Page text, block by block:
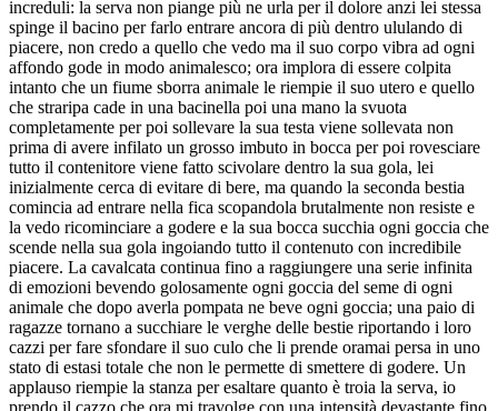
increduli: la serva non piange più ne urla per il dolore anzi lei stessa
spinge il bacino per farlo entrare ancora di più dentro ululando di
piacere, non credo a quello che vedo ma il suo corpo vibra ad ogni
affondo gode in modo animalesco; ora implora di essere colpita
intanto che un fiume sborra animale le riempie il suo utero e quello
che straripa cade in una bacinella poi una mano la svuota
completamente per poi sollevare la sua testa viene sollevata non
prima di avere infilato un grosso imbuto in bocca per poi rovesciare
tutto il contenitore viene fatto scivolare dentro la sua gola, lei
inizialmente cerca di evitare di bere, ma quando la seconda bestia
comincia ad entrare nella fica scopandola brutalmente non resiste e
la vedo ricominciare a godere e la sua bocca succhia ogni goccia che
scende nella sua gola ingoiando tutto il contenuto con incredibile
piacere. La cavalcata continua fino a raggiungere una serie infinita
di emozioni bevendo golosamente ogni goccia del seme di ogni
animale che dopo averla pompata ne beve ogni goccia; una paio di
ragazze tornano a succhiare le verghe delle bestie riportando i loro
cazzi per fare sfondare il suo culo che li prende oramai persa in uno
stato di estasi totale che non le permette di smettere di godere. Un
applauso riempie la stanza per esaltare quanto è troia la serva, io
prendo il cazzo che ora mi travolge con una intensità devastante fino